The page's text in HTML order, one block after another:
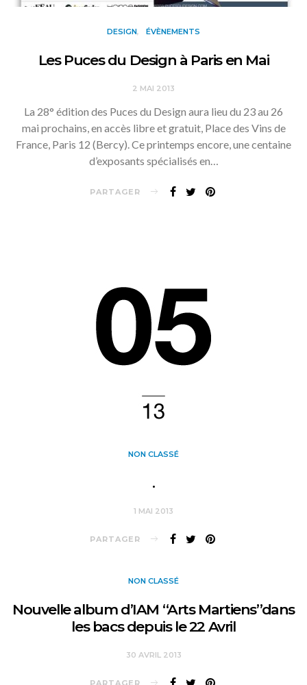
DESIGN ÉVÈNEMENTS
Les Puces du Design à Paris en Mai
2 MAI 2013
La 28° édition des Puces du Design aura lieu du 23 au 26
mai prochains, en accès libre et gratuit, Place des Vins de
France, Paris 12 (Bercy). Ce printemps encore, une centaine
d’exposants spécialisés en…
PARTAGER
NON CLASSÉ
.
1 MAI 2013
PARTAGER
NON CLASSÉ
Nouvelle album d’IAM “Arts Martiens”dans
les bacs depuis le 22 Avril
30 AVRIL 2013
PARTAGER